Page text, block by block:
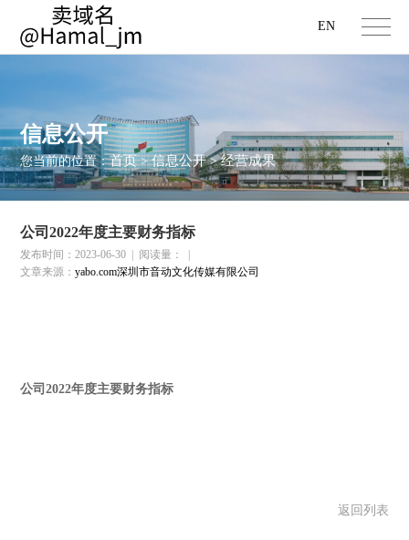
EN
信息公开
您当前的位置：首页>信息公开>经营成果
公司2022年度主要财务指标
发布时间：2023-06-30 阅读量：
文章来源：yabo.com深圳市音动文化传媒有限公司
公司2022年度主要财务指标
返回列表